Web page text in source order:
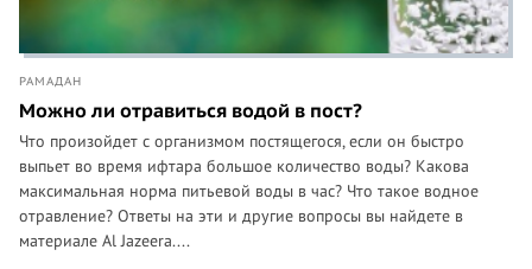
РАМАДАН
Можно ли отравиться водой в пост?
Что произойдет с организмом постящегося, если он быстро
выпьет во время ифтара большое количество воды? Какова
максимальная норма питьевой воды в час? Что такое водное
отравление? Ответы на эти и другие вопросы вы найдете в
материале Al Jazeera....